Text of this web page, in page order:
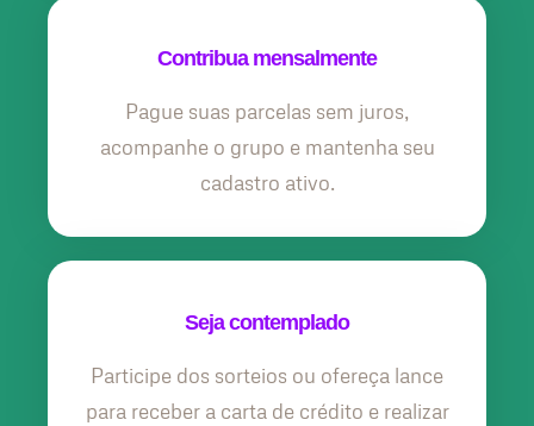
Contribua mensalmente
Pague suas parcelas sem juros,
acompanhe o grupo e mantenha seu
cadastro ativo.
Seja contemplado
Participe dos sorteios ou ofereça lance
para receber a carta de crédito e realizar